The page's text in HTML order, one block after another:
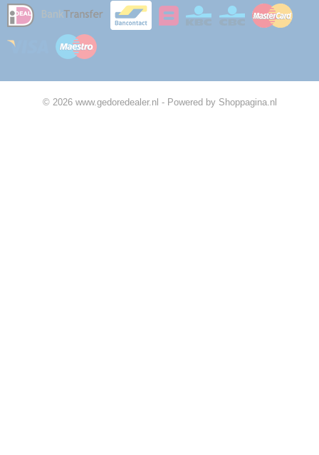
© 2026 www.gedoredealer.nl - Powered by Shoppagina.nl